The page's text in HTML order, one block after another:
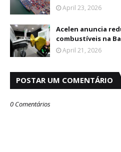
April 23, 2026
Acelen anuncia
combustíveis na
April 21, 2026
POSTAR UM COMENTÁRIO
0 Comentários